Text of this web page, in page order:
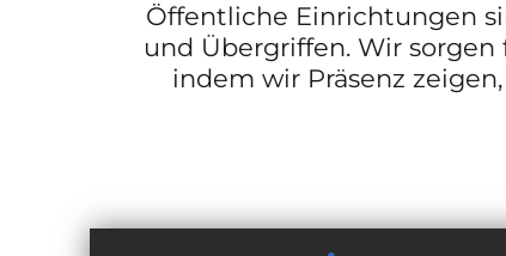
Öffentliche Einrichtungen
und Übergriffen. Wir
indem wir Präsenz